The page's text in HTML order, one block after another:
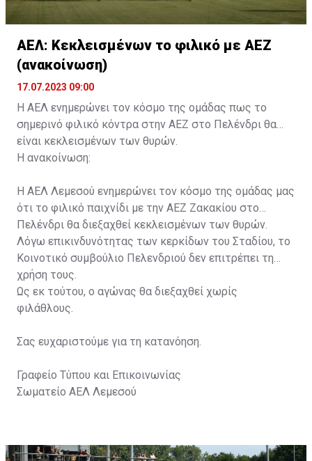
ΑΕΛ: Κεκλεισμένων το φιλικό με ΑΕΖ
(ανακοίνωση)
17.07.2023 09:00
Η ΑΕΛ ενημερώνει τον κόσμο της ομάδας πως το
σημερινό φιλικό κόντρα στην ΑΕΖ στο Πελένδρι θα
είναι κεκλεισμένων των θυρών.
Η ανακοίνωση:
Η ΑΕΛ Λεμεσού ενημερώνει τον κόσμο της ομάδας μας
ότι το φιλικό παιχνίδι με την ΑΕΖ Ζακακίου στο
Πελένδρι θα διεξαχθεί κεκλεισμένων των θυρών.
Λόγω επικινδυνότητας των κερκίδων του Σταδίου, το
Κοινοτικό συμβούλιο Πελενδριού δεν επιτρέπει τη
χρήση τους.
Ως εκ τούτου, ο αγώνας θα διεξαχθεί χωρίς
φιλάθλους.
Σας ευχαριστούμε για τη κατανόηση.
Γραφείο Τύπου και Επικοινωνίας
Σωματείο ΑΕΛ Λεμεσού